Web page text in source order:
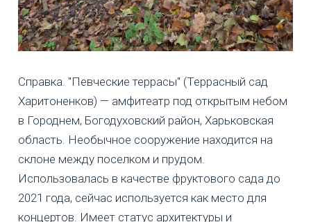
Справка. "Певческие террасы" (Террасный сад
Харитоненков) — амфитеатр под открытым небом
в Городнем, Богодуховский район, Харьковская
область. Необычное сооружение находится на
склоне между поселком и прудом.
Использовалась в качестве фруктового сада до
2021 года, сейчас используется как место для
концертов. Имеет статус архитектуры и